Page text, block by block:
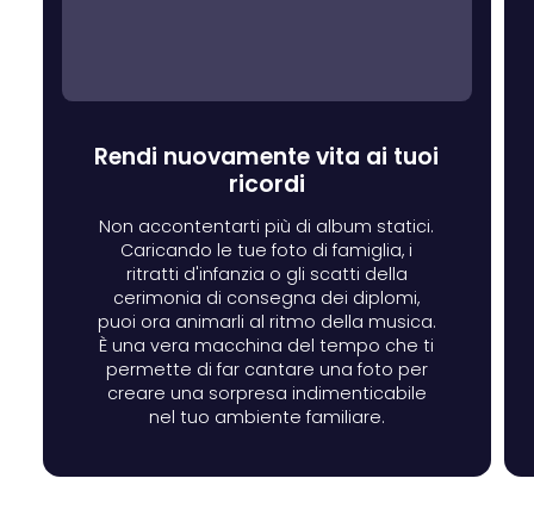
Rendi nuovamente vita ai tuoi
ricordi
Non accontentarti più di album statici.
Caricando le tue foto di famiglia, i
ritratti d'infanzia o gli scatti della
cerimonia di consegna dei diplomi,
puoi ora animarli al ritmo della musica.
È una vera macchina del tempo che ti
permette di far cantare una foto per
creare una sorpresa indimenticabile
nel tuo ambiente familiare.